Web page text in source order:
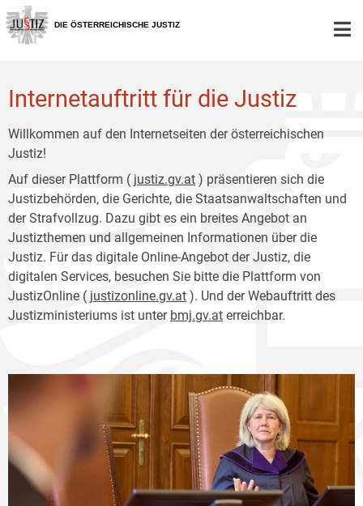
Zur
Hauptnavigation
[1]
Zum
Inhalt
[2]
DIE ÖSTERREICHISCHE JUSTIZ
Internetauftritt für die Justiz
Willkommen auf den Internetseiten der österreichischen
Justiz!
Auf dieser Plattform ( justiz.gv.at ) präsentieren sich die
Justizbehörden, die Gerichte, die Staatsanwaltschaften und
der Strafvollzug. Dazu gibt es ein breites Angebot an
Justizthemen und allgemeinen Informationen über die
Justiz. Für das digitale Online-Angebot der Justiz, die
digitalen Services, besuchen Sie bitte die Plattform von
JustizOnline ( justizonline.gv.at ). Und der Webauftritt des
Justizministeriums ist unter bmj.gv.at erreichbar.